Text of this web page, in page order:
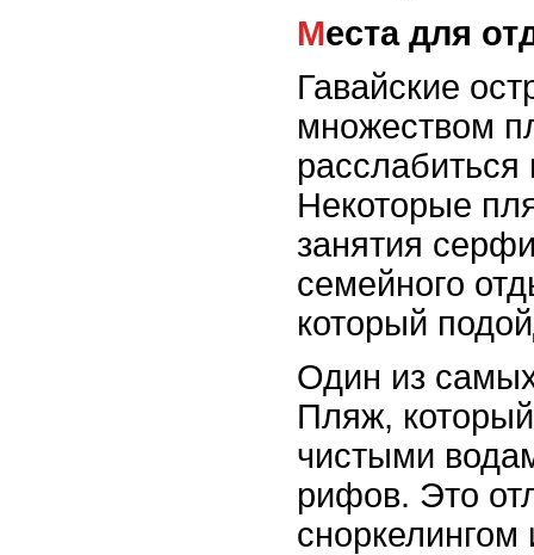
Места для
Гавайские
множеством
Некоторые
занятия
семейного
который
Один из
Пляж,
чистыми
рифов. Это